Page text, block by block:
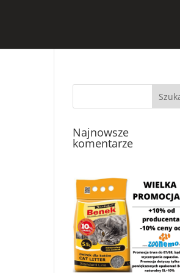
Najnowsze
komentarze